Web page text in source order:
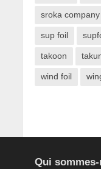
sroka company
sup foil
takoon
wind foil
Qui